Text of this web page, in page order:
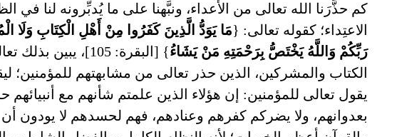
كم حذَّرَنا الله تعالى من الأعداء، ونبَّهنا على ما يُدبِّرونه لنا في
الاعتِداء؛ كقوله تعالى: {مَا يَوَدُّ الَّذِينَ كَفَرُوا مِنْ أَهْلِ الْكِتَابِ
رَبِّكُمْ وَاللَّهُ يَخْتَصُّ بِرَحْمَتِهِ مَنْ يَشَاءُ
} [البقرة: 105]،
الكتاب والمشركين، الذين حذر تعالى من مشابهتهم للمؤمنين؛
يقول تعالى للمؤمنين: إن هؤلاء الذين علمتم شأنهم مع أنبيائهم
بعدوانهم، ولا يضركم كفرهم وعنادهم، فهم لحسدهم لا يودون